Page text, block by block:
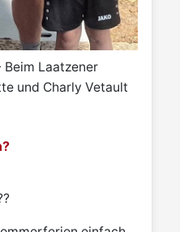
Laatzener
und Charly Vetault